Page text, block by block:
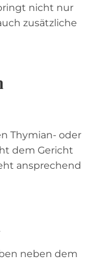
nicht nur
zusätzliche
Thymian- oder
dem Gericht
ansprechend
neben dem